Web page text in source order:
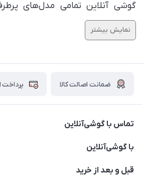
گوشی آنلاین تمامی مدل‌های
صفحه در اختیار شما قرار داده است.
نمایش بیشتر
ضمانت اصالت کالا پرداخت
تماس با گوشی‌آنلاین
۰۲۱91001221
با گوشی‌آنلاین
درباره ما
قبل و بعد از خرید